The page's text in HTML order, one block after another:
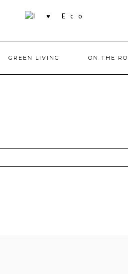
GREEN LIVING ON THE